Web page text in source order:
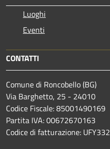
Luoghi
Eventi
CONTATTI
Comune di Roncobello (BG)
Via Barghetto, 25 - 24010
Codice Fiscale: 85001490169
Partita IVA: 00672670163
Codice di fatturazione: UFY332